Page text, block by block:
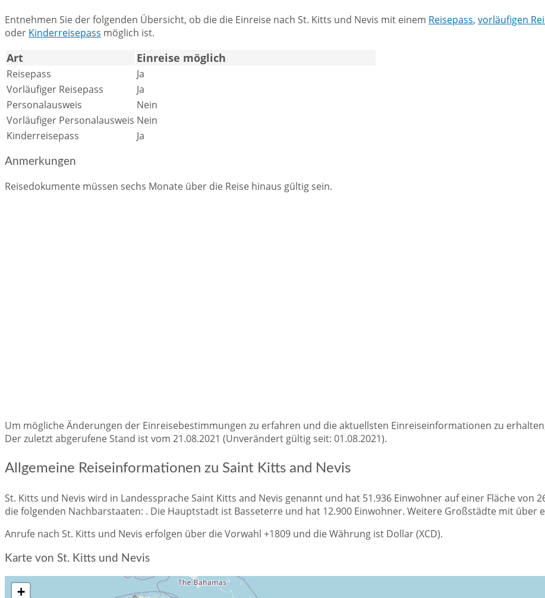
Entnehmen Sie der folgenden Übersicht, ob die die Einreise nach St. Kitts und Nevis mit einem Reisepass, vorläufigen
oder Kinderreisepass möglich ist.
Art Einreise möglich
Reisepass
Ja
Vorläufiger Reisepass
Ja
Personalausweis
Nein
Vorläufiger Personalausweis Nein
Kinderreisepass
Ja
Anmerkungen
Reisedokumente müssen sechs Monate über die Reise hinaus gültig sein.
Um mögliche Änderungen der Einreisebestimmungen zu erfahren und die aktuellsten Einreiseinformationen zu
Der zuletzt abgerufene Stand ist vom 21.08.2021 (Unverändert gültig seit: 01.08.2021).
Allgemeine Reiseinformationen zu Saint Kitts and Nevis
St. Kitts und Nevis wird in Landessprache Saint Kitts and Nevis genannt und hat 51.936 Einwohner auf einer Fläche von
die folgenden Nachbarstaaten: . Die Hauptstadt ist Basseterre und hat 12.900 Einwohner. Weitere Großstädte mit über
Anrufe nach St. Kitts und Nevis erfolgen über die Vorwahl +1809 und die Währung ist Dollar (XCD).
Karte von St. Kitts und Nevis
+